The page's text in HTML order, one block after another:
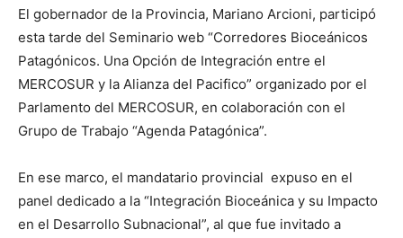
El gobernador de la Provincia, Mariano Arcioni, participó
esta tarde del Seminario web “Corredores Bioceánicos
Patagónicos. Una Opción de Integración entre el
MERCOSUR y la Alianza del Pacifico” organizado por el
Parlamento del MERCOSUR, en colaboración con el
Grupo de Trabajo “Agenda Patagónica”.
En ese marco, el mandatario provincial expuso en el
panel dedicado a la “Integración Bioceánica y su Impacto
en el Desarrollo Subnacional”, al que fue invitado a